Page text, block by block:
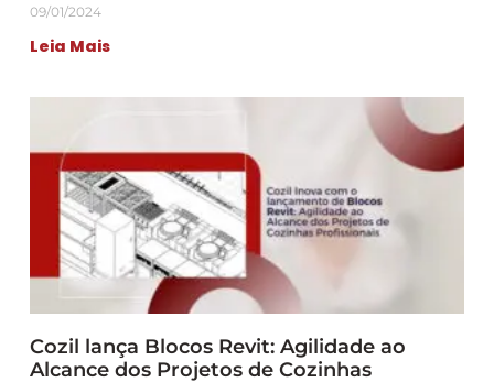
09/01/2024
Leia Mais
Cozil lança Blocos Revit: Agilidade ao
Alcance dos Projetos de Cozinhas